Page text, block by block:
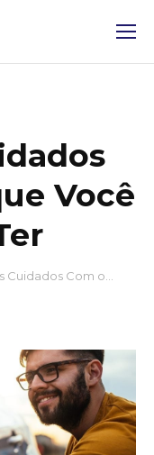
Você
Cuidados Com o…